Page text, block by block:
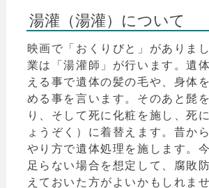
湯灌（湯灌）について
映画で「おくりびと」がありま
業は「湯灌師」が行います。遺
える事で遺体の髪の毛や、身体
める事を言います。そのあと髭
り、そして死に化粧を施し、死
ょうぞく）に着替えます。昔か
やり方で遺体処理を施します。
足らない場合を想定して、腐敗
えておいた方がよいかもしれませ